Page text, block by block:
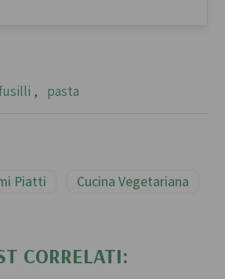
, pasta
Piatti Cucina Vegetariana
CORRELATI: